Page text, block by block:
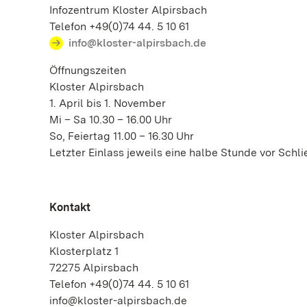
Infozentrum Kloster Alpirsbach
Telefon +49(0)74 44. 5 10 61
info@kloster-alpirsbach.de
Öffnungszeiten
Kloster Alpirsbach
1. April bis 1. November
Mi – Sa 10.30 – 16.00 Uhr
So, Feiertag 11.00 – 16.30 Uhr
Letzter Einlass jeweils eine halbe Stunde vor
Kontakt
Kloster Alpirsbach
Klosterplatz 1
72275 Alpirsbach
Telefon +49(0)74 44. 5 10 61
info@kloster-alpirsbach.de